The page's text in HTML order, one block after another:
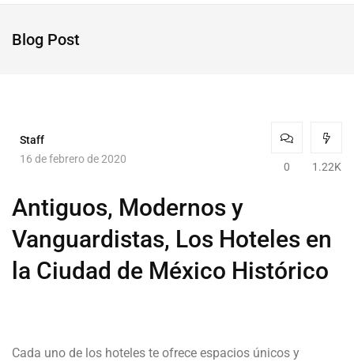
Blog Post
Staff
16 de febrero de 2020
0 1.22K
Antiguos, Modernos y
Vanguardistas, Los Hoteles en
la Ciudad de México Histórico
Cada uno de los hoteles te ofrece espacios únicos y